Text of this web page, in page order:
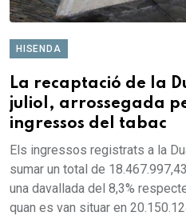
HISENDA
La recaptació de la
juliol, arrossegada
ingressos del tabac
Els ingressos registrats a la
sumar un total de
una davallada del 8,3%
quan es van situar en